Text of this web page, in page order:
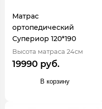
Матрас
ортопедический
Супериор 120*190
Высота матраса 24см
19990 руб.
В корзину